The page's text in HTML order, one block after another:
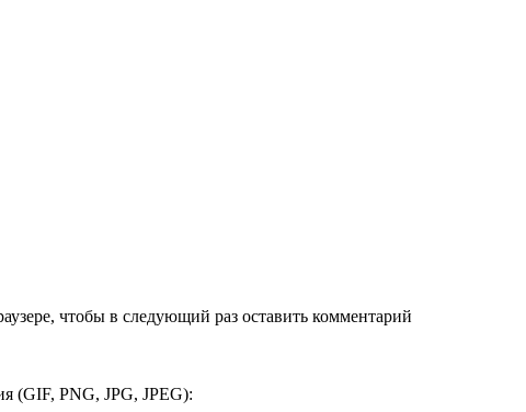
чтобы в следующий раз оставить комментарий
(GIF, PNG, JPG, JPEG):